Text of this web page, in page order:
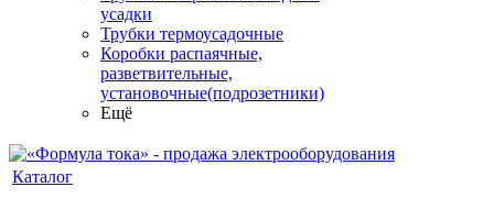
усадки
Трубки термоусадочные
Коробки распаячные,
разветвительные,
установочные(подрозетники)
Ещё
Каталог